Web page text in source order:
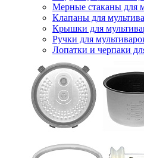
Мерные стаканы для
Клапаны для
Крышки для
Ручки для
Лопатки и черпаки